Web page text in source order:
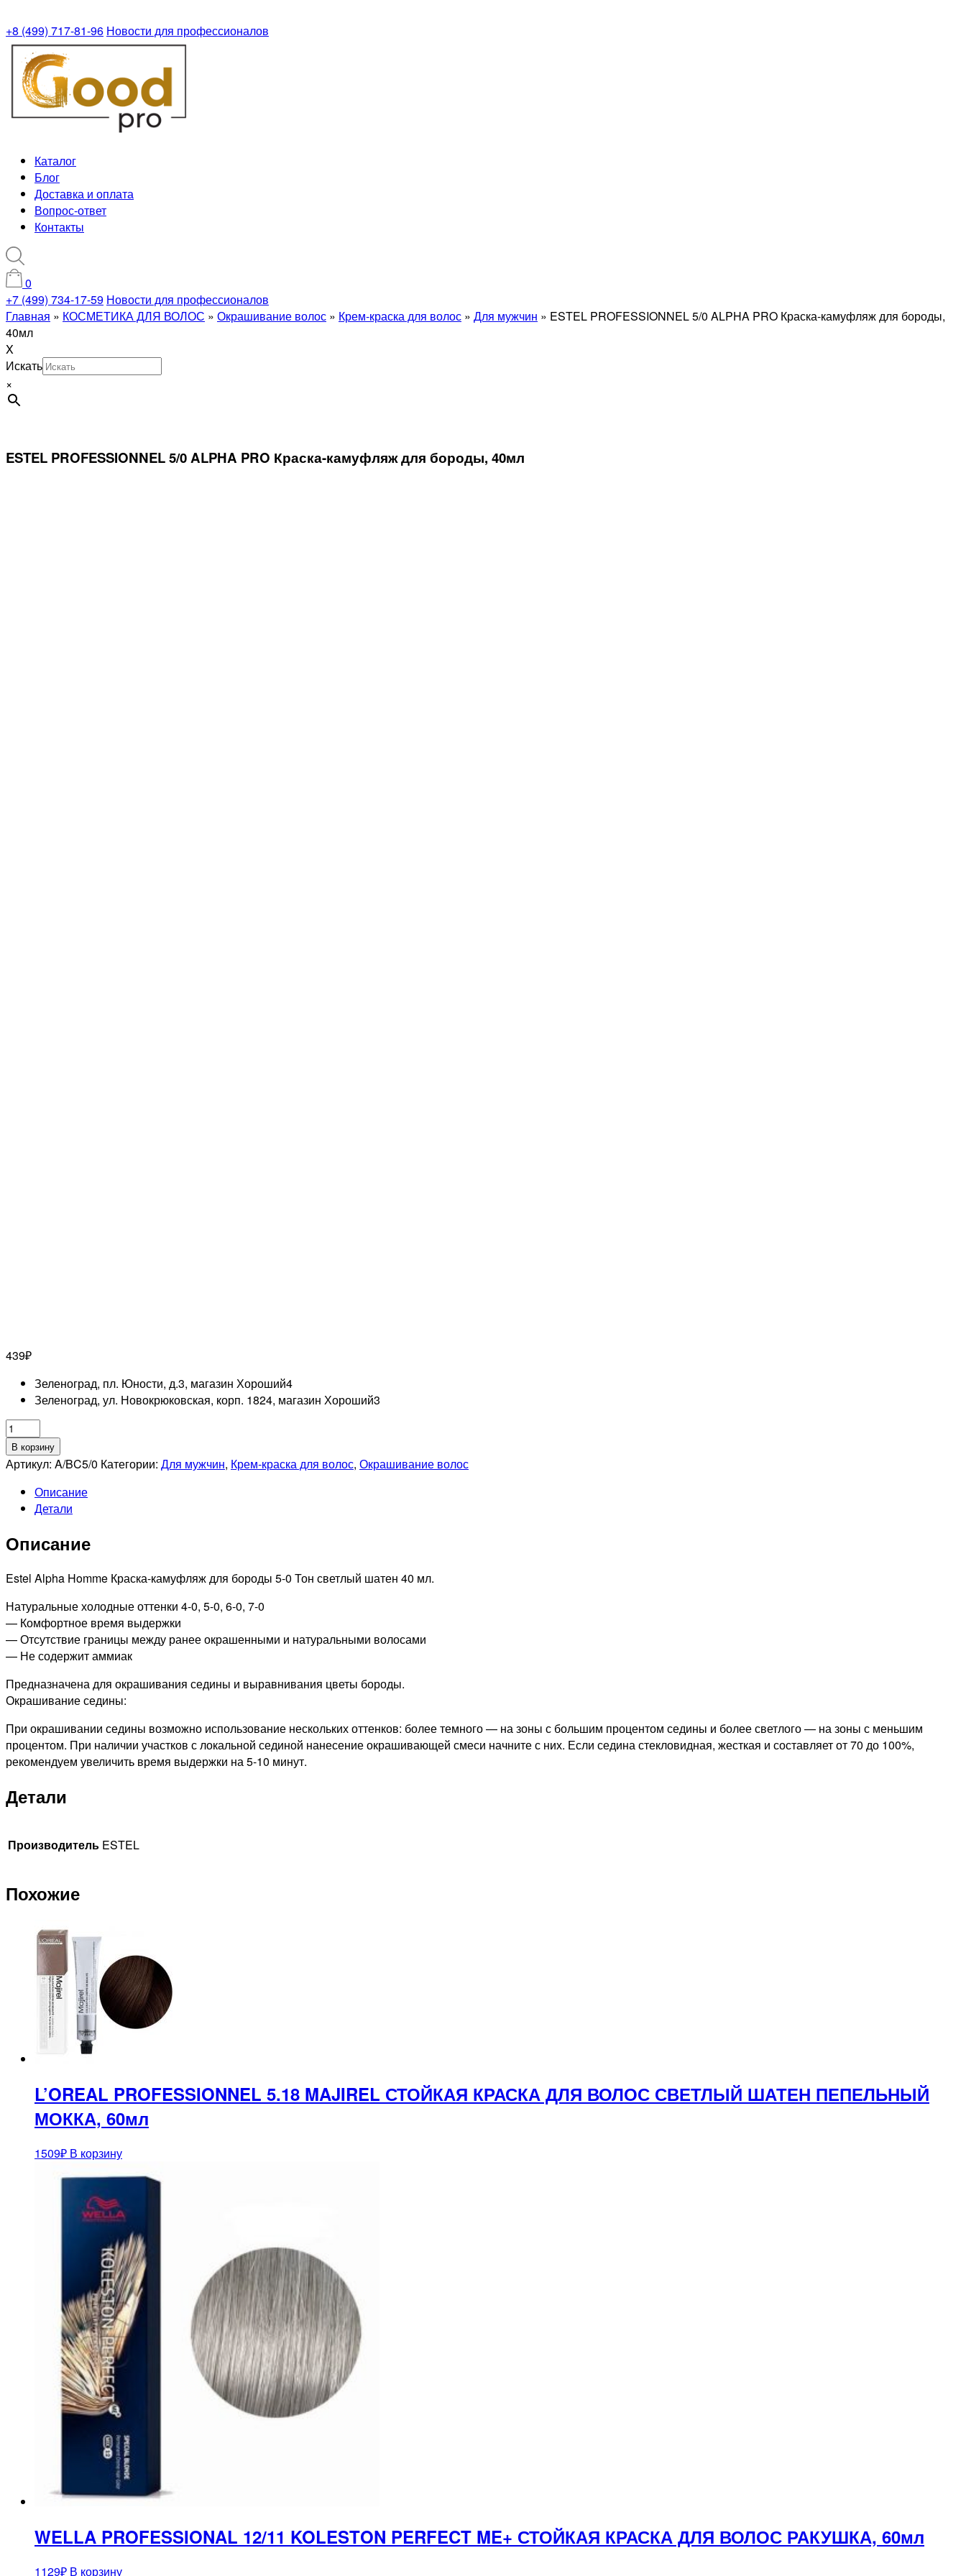
+8 (499) 717-81-96 Новости для профессионалов
Каталог
Блог
Доставка и оплата
Вопрос-ответ
Контакты
0
+7 (499) 734-17-59 Новости для профессионалов
Главная » КОСМЕТИКА ДЛЯ ВОЛОС » Окрашивание волос » Крем-краска для волос » Для мужчин » ESTEL PROFESSIONNEL 5/0 ALPHA PRO Краска-камуфляж для бороды,
40мл
X
Искать
×
ESTEL PROFESSIONNEL 5/0 ALPHA PRO Краска-камуфляж для бороды, 40мл
439₽
Зеленоград, пл. Юности, д.3, магазин Хороший4
Зеленоград, ул. Новокрюковская, корп. 1824, магазин Хороший3
Количество
товара
ESTEL
ALPHA
Краска-
для
40мл
В корзину
Артикул: A/BC5/0 Категории: Для мужчин, Крем-краска для волос, Окрашивание волос
Описание
Детали
Описание
Estel Alpha Homme Краска-камуфляж для бороды 5-0 Тон светлый шатен 40 мл.
Натуральные холодные оттенки 4-0, 5-0, 6-0, 7-0
— Комфортное время выдержки
— Отсутствие границы между ранее окрашенными и натуральными волосами
— Не содержит аммиак
Предназначена для окрашивания седины и выравнивания цветы бороды.
Окрашивание седины:
При окрашивании седины возможно использование нескольких оттенков: более темного — на зоны с большим процентом седины и более светлого — на зоны с меньшим
процентом. При наличии участков с локальной сединой нанесение окрашивающей смеси начните с них. Если седина стекловидная, жесткая и составляет от 70 до 100%,
рекомендуем увеличить время выдержки на 5-10 минут.
Детали
Производитель ESTEL
Похожие
L’OREAL PROFESSIONNEL 5.18 MAJIREL СТОЙКАЯ КРАСКА ДЛЯ ВОЛОС СВЕТЛЫЙ ШАТЕН ПЕПЕЛЬНЫЙ
МОККА, 60мл
1509₽ В корзину
WELLA PROFESSIONAL 12/11 KOLESTON PERFECT ME+ СТОЙКАЯ КРАСКА ДЛЯ ВОЛОС РАКУШКА, 60мл
1129₽ В корзину